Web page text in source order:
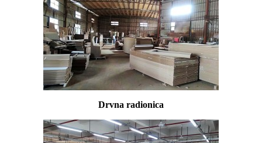
Drvna radionica